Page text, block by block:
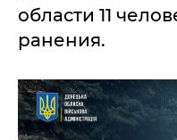
области 11
ранения.